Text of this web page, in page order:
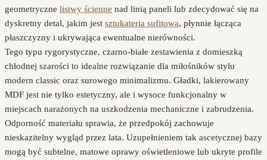
geometryczne listwy ścienne nad linią paneli lub zdecydować się na
dyskretny detal, jakim jest sztukateria sufitowa, płynnie łącząca
płaszczyzny i ukrywająca ewentualne nierówności.
Tego typu rygorystyczne, czarno-białe zestawienia z domieszką
chłodnej szarości to idealne rozwiązanie dla miłośników stylu
modern classic oraz surowego minimalizmu. Gładki, lakierowany
MDF jest nie tylko estetyczny, ale i wysoce funkcjonalny w
miejscach narażonych na uszkodzenia mechaniczne i zabrudzenia.
Odporność materiału sprawia, że przedpokój zachowuje
nieskazitelny wygląd przez lata. Uzupełnieniem tak ascetycznej bazy
mogą być subtelne, matowe oprawy oświetleniowe lub ukryte profile